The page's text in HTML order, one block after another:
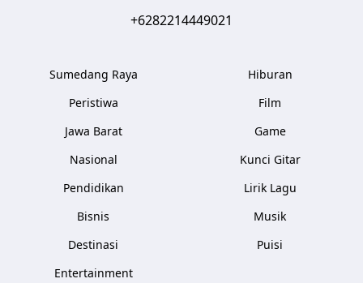
+6282214449021
Sumedang Raya
Peristiwa
Jawa Barat
Nasional
Pendidikan
Bisnis
Destinasi
Entertainment
Hiburan
Film
Game
Kunci Gitar
Lirik Lagu
Musik
Puisi